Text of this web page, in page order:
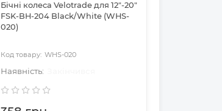
Бічні колеса Velotrade для 12"-20"
FSK-BH-204 Black/White (WHS-
020)
WHS-020